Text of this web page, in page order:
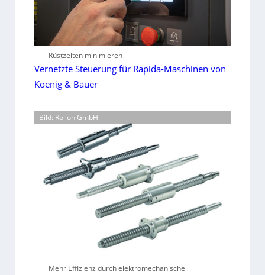
Rüstzeiten minimieren
Vernetzte Steuerung für Rapida-Maschinen von
Koenig & Bauer
Bild: Rollon GmbH
Mehr Effizienz durch elektromechanische